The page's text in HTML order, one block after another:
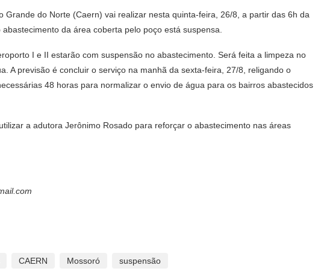
Grande do Norte (Caern) vai realizar nesta quinta-feira, 26/8, a partir das 6h da
da área coberta pelo poço está suspensa.
I e II estarão com suspensão no abastecimento. Será feita a limpeza no
A previsão é concluir o serviço na manhã da sexta-feira, 27/8, religando o
48 horas para normalizar o envio de água para os bairros abastecidos
a adutora Jerônimo Rosado para reforçar o abastecimento nas áreas
CAERN Mossoró suspensão